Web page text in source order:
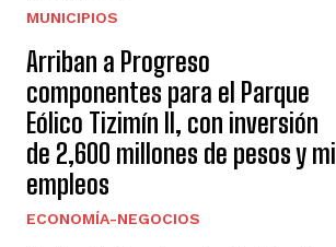
MUNICIPIOS
Arriban a Progreso
componentes para el Parque
Eólico Tizimín II, con inversión
de 2,600 millones de pesos y mil
empleos
ECONOMÍA-NEGOCIOS